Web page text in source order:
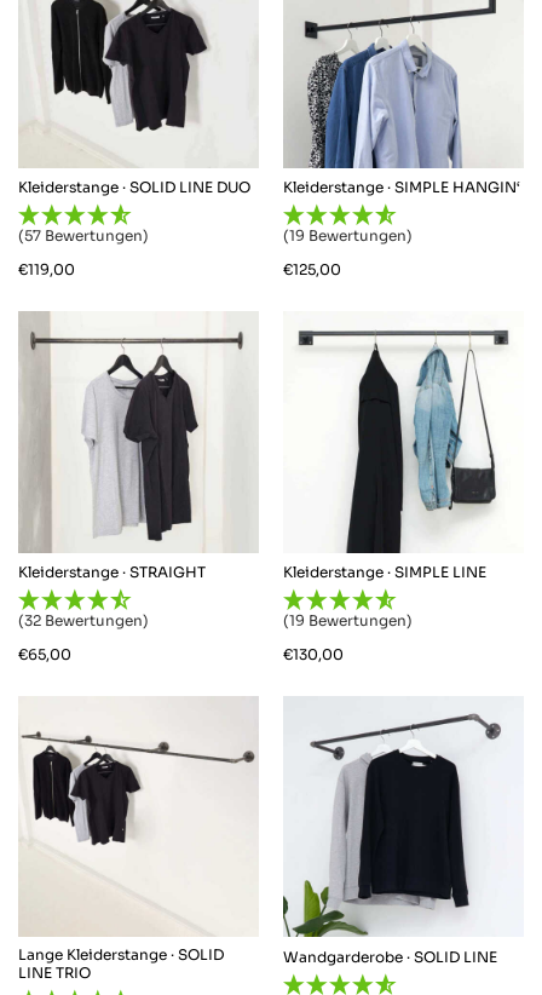
Kleiderstange · SOLID LINE DUO
(57 Bewertungen)
€119,00
Kleiderstange · SIMPLE HANGIN‘
(19 Bewertungen)
€125,00
Kleiderstange · STRAIGHT
(32 Bewertungen)
€65,00
Kleiderstange · SIMPLE LINE
(19 Bewertungen)
€130,00
Lange Kleiderstange · SOLID
LINE TRIO
Wandgarderobe · SOLID LINE